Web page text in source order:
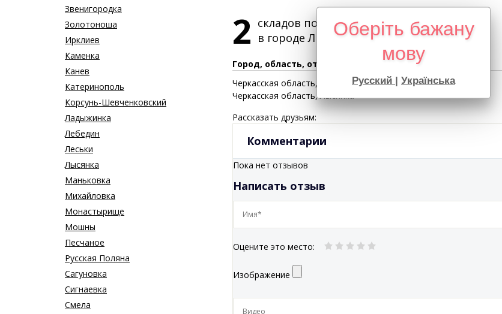
Оберіть бажану
мову
Русский | Українська
Звенигородка
Золотоноша
Ирклиев
Каменка
Канев
Катеринополь
Корсунь-Шевченковский
Ладыжинка
Лебедин
Леськи
Лысянка
Маньковка
Михайловка
Монастырище
Мошны
Песчаное
Русская Поляна
Сагуновка
Сигнаевка
Смела
2 складов по выдаче сигарет
в городе Лысянка
Город, область, отделение
Черкасская область, Лысянка
Черкасская область, Лысянка
Рассказать друзьям:
Комментарии
Пока нет отзывов
Написать отзыв
Оцените это место:
Изображение